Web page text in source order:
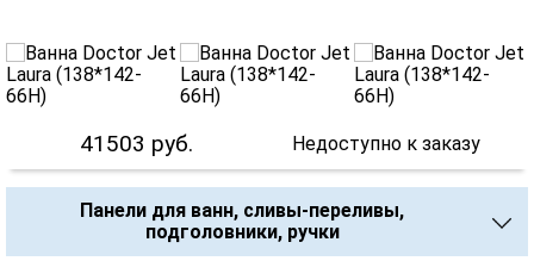
41503 руб. Недоступно к заказу
Панели для ванн, сливы-переливы,
подголовники, ручки